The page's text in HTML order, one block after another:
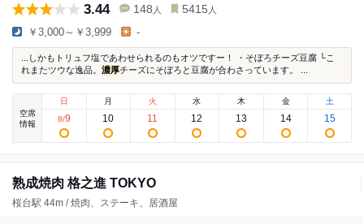
3.44 148 人 5415 人
￥3,000～￥3,999 -
...しかもトリュフ塩であわせられるのもオツですー！ ・そぼろチーズ豆腐 └こ
れまたツウな逸品。 濃厚チーズにそぼろと豆腐が合わさっています。 ...
空席
情報
日
8/9
月
10
火
11
水
12
木
13
金
14
土
15
熟成焼肉 格之進 TOKYO
桜台駅 44m / 焼肉、ステーキ、居酒屋